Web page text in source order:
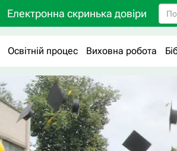
Електронна скринька довіри
Освітній процес Виховна робота